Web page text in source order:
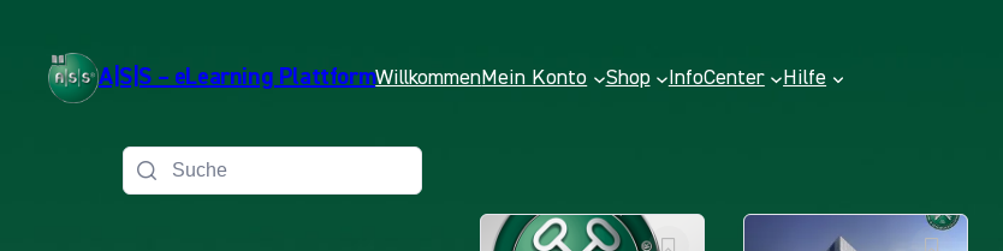
A|S|S – eLearning PlattformWillkommenMein Konto Shop InfoCenter Hilfe